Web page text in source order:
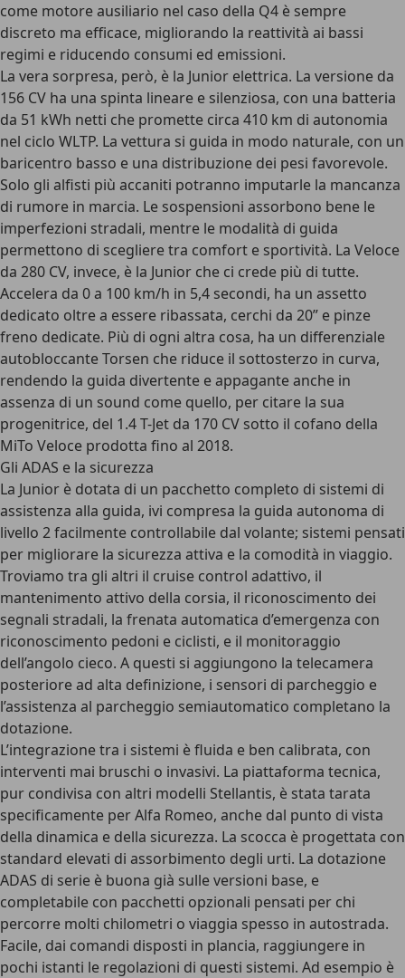
come motore ausiliario nel caso della Q4 è sempre
discreto ma efficace, migliorando la reattività ai bassi
regimi e riducendo consumi ed emissioni.
La vera sorpresa, però, è la Junior elettrica. La versione da
156 CV ha una spinta lineare e silenziosa, con una batteria
da 51 kWh netti che promette circa 410 km di autonomia
nel ciclo WLTP. La vettura si guida in modo naturale, con un
baricentro basso e una distribuzione dei pesi favorevole.
Solo gli alfisti più accaniti potranno imputarle la mancanza
di rumore in marcia. Le sospensioni assorbono bene le
imperfezioni stradali, mentre le modalità di guida
permettono di scegliere tra comfort e sportività. La Veloce
da 280 CV, invece, è la Junior che ci crede più di tutte.
Accelera da 0 a 100 km/h in 5,4 secondi, ha un assetto
dedicato oltre a essere ribassata, cerchi da 20” e pinze
freno dedicate. Più di ogni altra cosa, ha un differenziale
autobloccante Torsen che riduce il sottosterzo in curva,
rendendo la guida divertente e appagante anche in
assenza di un sound come quello, per citare la sua
progenitrice, del 1.4 T-Jet da 170 CV sotto il cofano della
MiTo Veloce prodotta fino al 2018.
Gli ADAS e la sicurezza
La Junior è dotata di un pacchetto completo di sistemi di
assistenza alla guida, ivi compresa la guida autonoma di
livello 2 facilmente controllabile dal volante; sistemi pensati
per migliorare la sicurezza attiva e la comodità in viaggio.
Troviamo tra gli altri il cruise control adattivo, il
mantenimento attivo della corsia, il riconoscimento dei
segnali stradali, la frenata automatica d’emergenza con
riconoscimento pedoni e ciclisti, e il monitoraggio
dell’angolo cieco. A questi si aggiungono la telecamera
posterioread alta definizione, i sensori di parcheggio e
l’assistenza al parcheggio semiautomatico completano la
dotazione.
L’integrazione tra i sistemi è fluida e ben calibrata, con
interventi mai bruschi o invasivi. La piattaforma tecnica,
pur condivisa con altri modelli Stellantis, è stata tarata
specificamente per Alfa Romeo, anche dal punto di vista
della dinamica e della sicurezza. La scocca è progettata con
standard elevati di assorbimento degli urti. La dotazione
ADAS di serie è buona già sulle versioni base, e
completabile con pacchetti opzionali pensati per chi
percorre molti chilometri o viaggia spesso in autostrada.
Facile, dai comandi disposti in plancia, raggiungere in
pochi istanti le regolazioni di questi sistemi. Ad esempio è